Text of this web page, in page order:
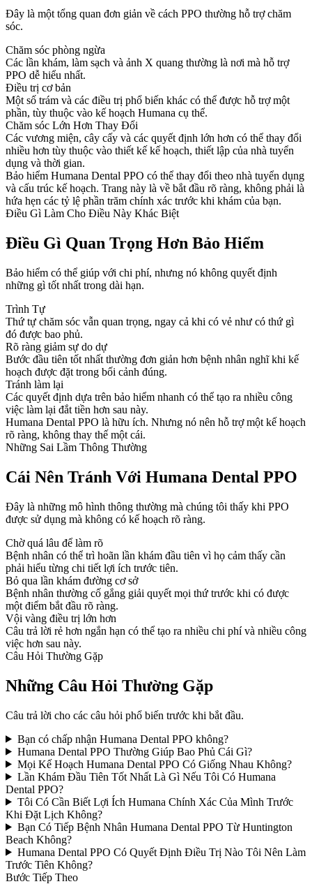
Đây là một tổng quan đơn giản về cách PPO thường hỗ trợ chăm
sóc.
Chăm sóc phòng ngừa
Các lần khám, làm sạch và ảnh X quang thường là nơi mà hỗ trợ
PPO dễ hiểu nhất.
Điều trị cơ bản
Một số trám và các điều trị phổ biến khác có thể được hỗ trợ một
phần, tùy thuộc vào kế hoạch Humana cụ thể.
Chăm sóc Lớn Hơn Thay Đổi
Các vương miện, cây cấy và các quyết định lớn hơn có thể thay đổi
nhiều hơn tùy thuộc vào thiết kế kế hoạch, thiết lập của nhà tuyển
dụng và thời gian.
Bảo hiểm Humana Dental PPO có thể thay đổi theo nhà tuyển dụng
và cấu trúc kế hoạch. Trang này là về bắt đầu rõ ràng, không phải là
hứa hẹn các tỷ lệ phần trăm chính xác trước khi khám của bạn.
Điều Gì Làm Cho Điều Này Khác Biệt
Điều Gì Quan Trọng Hơn Bảo Hiểm
Bảo hiểm có thể giúp với chi phí, nhưng nó không quyết định
những gì tốt nhất trong dài hạn.
Trình Tự
Thứ tự chăm sóc vẫn quan trọng, ngay cả khi có vẻ như có thứ gì
đó được bao phủ.
Rõ ràng giảm sự do dự
Bước đầu tiên tốt nhất thường đơn giản hơn bệnh nhân nghĩ khi kế
hoạch được đặt trong bối cảnh đúng.
Tránh làm lại
Các quyết định dựa trên bảo hiểm nhanh có thể tạo ra nhiều công
việc làm lại đắt tiền hơn sau này.
Humana Dental PPO là hữu ích. Nhưng nó nên hỗ trợ một kế hoạch
rõ ràng, không thay thế một cái.
Những Sai Lầm Thông Thường
Cái Nên Tránh Với Humana Dental PPO
Đây là những mô hình thông thường mà chúng tôi thấy khi PPO
được sử dụng mà không có kế hoạch rõ ràng.
Chờ quá lâu để làm rõ
Bệnh nhân có thể trì hoãn lần khám đầu tiên vì họ cảm thấy cần
phải hiểu từng chi tiết lợi ích trước tiên.
Bỏ qua lần khám đường cơ sở
Bệnh nhân thường cố gắng giải quyết mọi thứ trước khi có được
một điểm bắt đầu rõ ràng.
Vội vàng điều trị lớn hơn
Câu trả lời rẻ hơn ngắn hạn có thể tạo ra nhiều chi phí và nhiều công
việc hơn sau này.
Câu Hỏi Thường Gặp
Những Câu Hỏi Thường Gặp
Câu trả lời cho các câu hỏi phổ biến trước khi bắt đầu.
Bạn có chấp nhận Humana Dental PPO không?
Humana Dental PPO Thường Giúp Bao Phủ Cái Gì?
Mọi Kế Hoạch Humana Dental PPO Có Giống Nhau Không?
Lần Khám Đầu Tiên Tốt Nhất Là Gì Nếu Tôi Có Humana
Dental PPO?
Tôi Có Cần Biết Lợi Ích Humana Chính Xác Của Mình Trước
Khi Đặt Lịch Không?
Bạn Có Tiếp Bệnh Nhân Humana Dental PPO Từ Huntington
Beach Không?
Humana Dental PPO Có Quyết Định Điều Trị Nào Tôi Nên Làm
Trước Tiên Không?
Bước Tiếp Theo